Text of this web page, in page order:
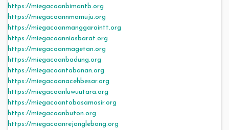
https://miegacoanbimantb.org
https://miegacoannmamuju.org
https://miegacoanmanggaraintt.org
https://miegacoanniasbarat.org
https://miegacoanmagetan.org
https://miegacoanbadung.org
https://miegacoantabanan.org
https://miegacoanacehbesar.org
https://miegacoanluwuutara.org
https://miegacoantobasamosir.org
https://miegacoanbuton.org
https://miegacoanrejanglebong.org